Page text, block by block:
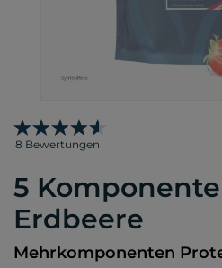
8 Bewertungen
5
Erdbeere
Mehrkomponenten